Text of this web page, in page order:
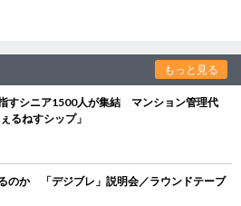
もっと見る
すシニア1500人が集結 マンション管理代
るねすシップ」
のか 「デジブレ」説明会／ラウンドテーブ